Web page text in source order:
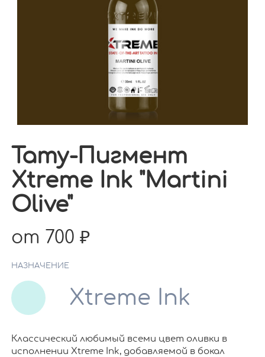
Тату-Пигмент
Xtreme Ink "Martini
Olive"
от 700
НАЗНАЧЕНИЕ
Xtreme Ink
Классический любимый всеми цвет оливки в
исполнении Xtreme Ink, добавляемой в бокал